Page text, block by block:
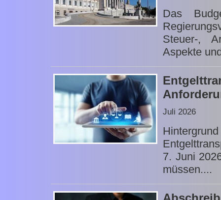
Das
Steuer-,
Aspekte
Juli 2026
7. Juni
müssen....